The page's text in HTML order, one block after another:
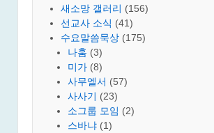
새소망 갤러리 (156)
선교사 소식 (41)
수요말씀묵상 (175)
나훔 (3)
미가 (8)
사무엘서 (57)
사사기 (23)
소그룹 모임 (2)
스바냐 (1)